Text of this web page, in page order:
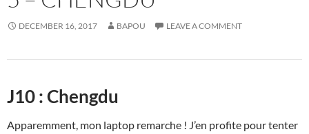
DECEMBER 16, 2017 BAPOU LEAVE A COMMENT
J10 : Chengdu
Apparemment, mon laptop remarche ! J’en profite pour tenter